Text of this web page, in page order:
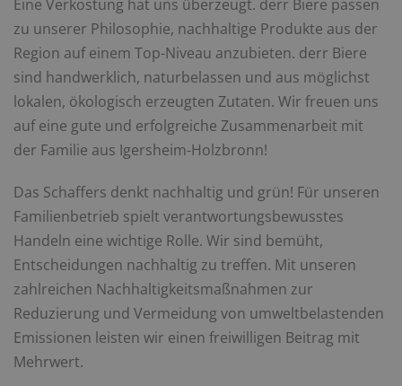
Eine Verkostung hat uns überzeugt. derr Biere passen
zu unserer Philosophie, nachhaltige Produkte aus der
Region auf einem Top-Niveau anzubieten. derr Biere
sind handwerklich, naturbelassen und aus möglichst
lokalen, ökologisch erzeugten Zutaten. Wir freuen uns
auf eine gute und erfolgreiche Zusammenarbeit mit
der Familie aus Igersheim-Holzbronn!
Das Schaffers denkt nachhaltig und grün! Für unseren
Familienbetrieb spielt verantwortungsbewusstes
Handeln eine wichtige Rolle. Wir sind bemüht,
Entscheidungen nachhaltig zu treffen. Mit unseren
zahlreichen Nachhaltigkeitsmaßnahmen zur
Reduzierung und Vermeidung von umweltbelastenden
Emissionen leisten wir einen freiwilligen Beitrag mit
Mehrwert.